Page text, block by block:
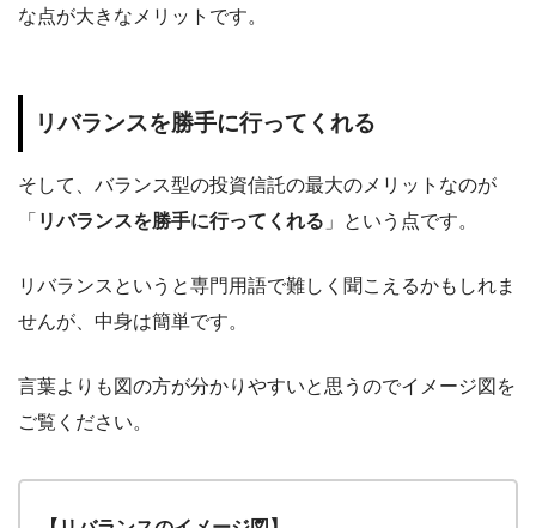
な点が大きなメリットです。
リバランスを勝手に行ってくれる
そして、バランス型の投資信託の最大のメリットなのが
「 リバランスを勝手に行ってくれる 」という点です。
リバランスというと専門用語で難しく聞こえるかもしれま
せんが、中身は簡単です。
言葉よりも図の方が分かりやすいと思うのでイメージ図を
ご覧ください。